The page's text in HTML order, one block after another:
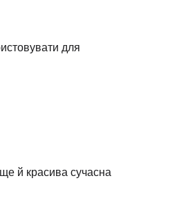
для
й красива сучасна